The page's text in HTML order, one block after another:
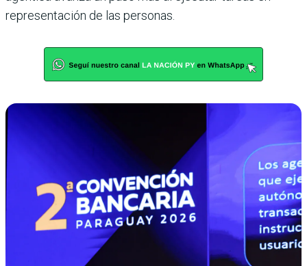
representación de las personas.